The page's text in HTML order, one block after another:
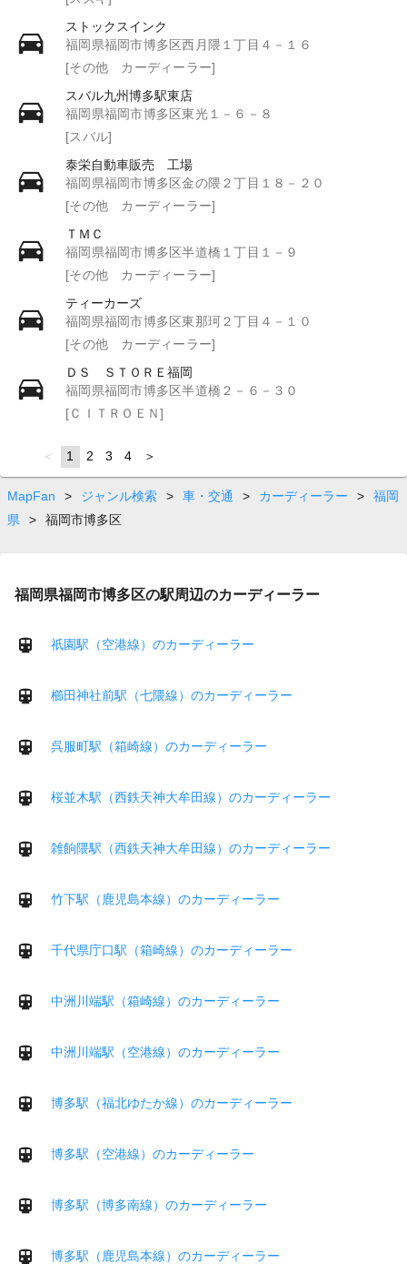
ストックスインク
福岡県福岡市博多区西月隈１丁目４－１６
[その他 カーディーラー]
スバル九州博多駅東店
福岡県福岡市博多区東光１－６－８
[スバル]
泰栄自動車販売 工場
福岡県福岡市博多区金の隈２丁目１８－２０
[その他 カーディーラー]
ＴＭＣ
福岡県福岡市博多区半道橋１丁目１－９
[その他 カーディーラー]
ティーカーズ
福岡県福岡市博多区東那珂２丁目４－１０
[その他 カーディーラー]
ＤＳ ＳＴＯＲＥ福岡
福岡県福岡市博多区半道橋２－６－３０
[ＣＩＴＲＯＥＮ]
page
You're
on
page
1 page
2 page
3 page
4 page
MapFan > ジャンル検索 > 車・交通 > カーディーラー >
福岡
県
> 福岡市博多区
福岡県福岡市博多区の駅周辺のカーディーラー
祇園駅（空港線）のカーディーラー
櫛田神社前駅（七隈線）のカーディーラー
呉服町駅（箱崎線）のカーディーラー
桜並木駅（西鉄天神大牟田線）のカーディーラー
雑餉隈駅（西鉄天神大牟田線）のカーディーラー
竹下駅（鹿児島本線）のカーディーラー
千代県庁口駅（箱崎線）のカーディーラー
中洲川端駅（箱崎線）のカーディーラー
中洲川端駅（空港線）のカーディーラー
博多駅（福北ゆたか線）のカーディーラー
博多駅（空港線）のカーディーラー
博多駅（博多南線）のカーディーラー
博多駅（鹿児島本線）のカーディーラー